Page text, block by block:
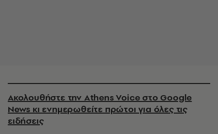
Ακολουθήστε την Athens Voice στο Google
News κι ενημερωθείτε πρώτοι για όλες τις
ειδήσεις